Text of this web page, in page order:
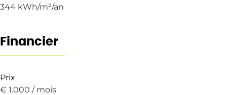
344 kWh/m²/an
Financier
Prix
€ 1.000 / mois